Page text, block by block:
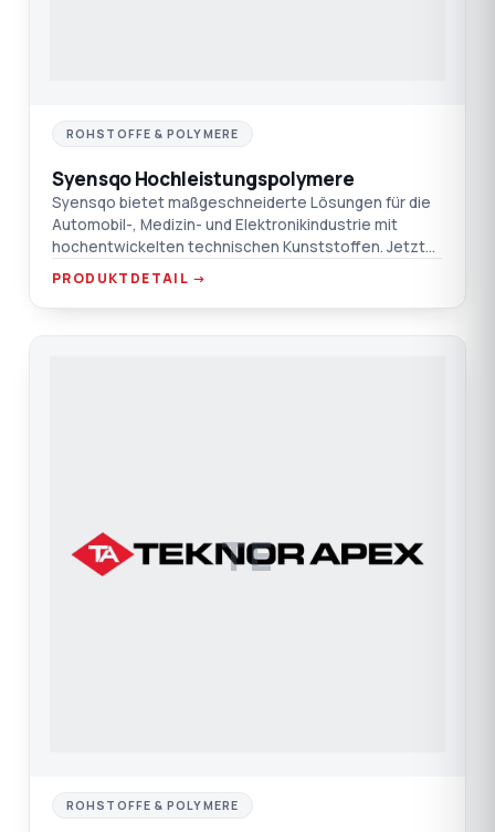
ROHSTOFFE & POLYMERE
Syensqo Hochleistungspolymere
Syensqo bietet maßgeschneiderte Lösungen für die
Automobil-, Medizin- und Elektronikindustrie mit
hochentwickelten technischen Kunststoffen. Jetzt
auch in der T
PRODUKTDETAIL →
TE
ROHSTOFFE & POLYMERE